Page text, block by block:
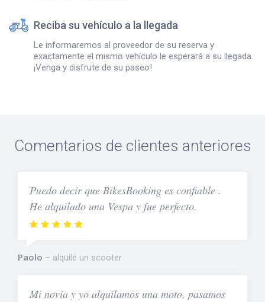
Reciba su vehículo a la llegada
Le informaremos al proveedor de su reserva y
exactamente el mismo vehículo le esperará a su llegada.
¡Venga y disfrute de su paseo!
Comentarios de clientes anteriores
Puedo decir que BikesBooking es confiable .
He alquilado una Vespa y fue perfecto.
Paolo alquilé un scooter
Mi novia y yo alquilamos una moto, pasamos